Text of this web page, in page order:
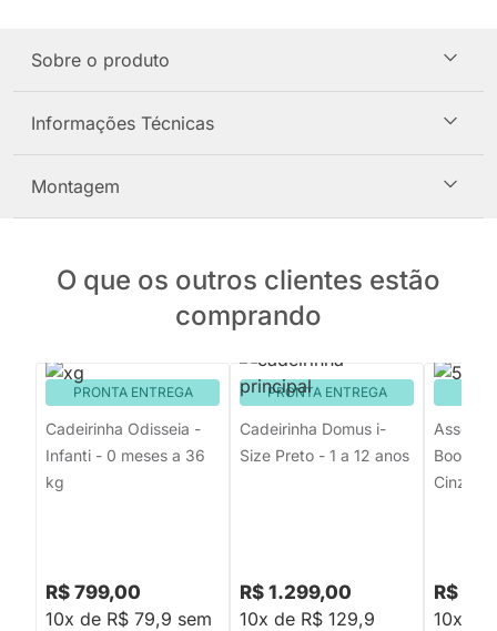
Sobre o produto
Informações Técnicas
Montagem
O que os outros clientes estão
comprando
PRONTA ENTREGA
Cadeirinha Odisseia -
Infanti - 0 meses a 36
kg
R$ 799,00
10x de R$ 79,9 sem
PRONTA ENTREGA
Cadeirinha Domus i-
Size Preto - 1 a 12 anos
R$ 1.299,00
10x de R$ 129,9
Booster
Cinza -
R$
10x de